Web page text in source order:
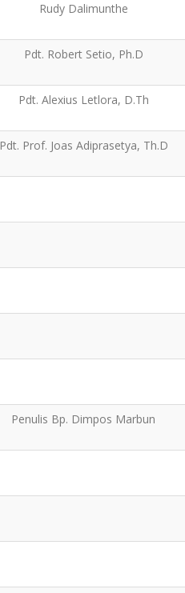
Rudy Dalimunthe
Pdt. Robert Setio, Ph.D
Pdt. Alexius Letlora, D.Th
Pdt. Prof. Joas Adiprasetya, Th.D
Penulis Bp. Dimpos Marbun